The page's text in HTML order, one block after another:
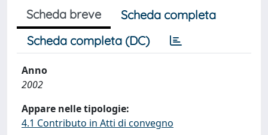
Scheda breve
Scheda completa
Scheda completa (DC)
Anno
2002
Appare nelle tipologie:
4.1 Contributo in Atti di convegno